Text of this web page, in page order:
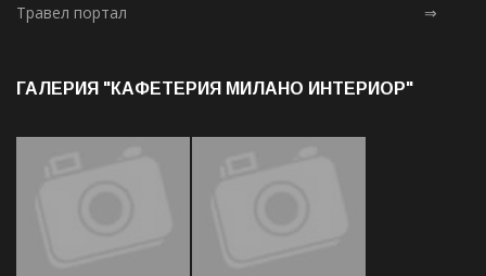
Травел портал ⇒
ГАЛЕРИЯ "КАФЕТЕРИЯ МИЛАНО ИНТЕРИОР"